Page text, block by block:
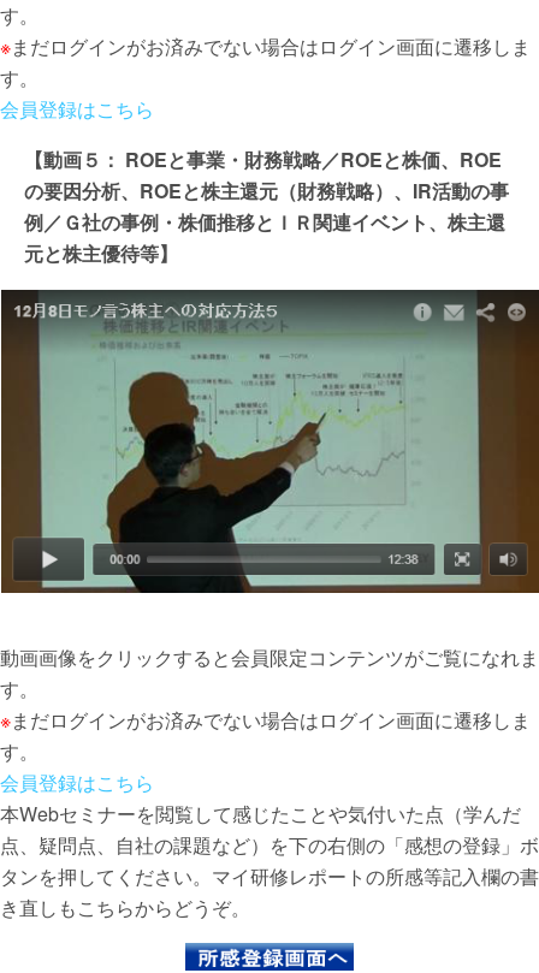
す。
※まだログインがお済みでない場合はログイン画面に遷移しま
す。
会員登録はこちら
【動画５： ROEと事業・財務戦略／ROEと株価、ROE
の要因分析、ROEと株主還元（財務戦略）、IR活動の事
例／Ｇ社の事例・株価推移とＩＲ関連イベント、株主還
元と株主優待等】
動画画像をクリックすると会員限定コンテンツがご覧になれま
す。
※まだログインがお済みでない場合はログイン画面に遷移しま
す。
会員登録はこちら
本Webセミナーを閲覧して感じたことや気付いた点（学んだ
点、疑問点、自社の課題など）を下の右側の「感想の登録」ボ
タンを押してください。マイ研修レポートの所感等記入欄の書
き直しもこちらからどうぞ。